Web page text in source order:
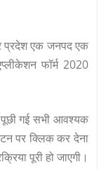
प्रदेश एक जनपद एक
फॉर्म 2020
पूछी गई सभी आवश्यक
पर क्लिक कर देना
पूरी हो जाएगी।